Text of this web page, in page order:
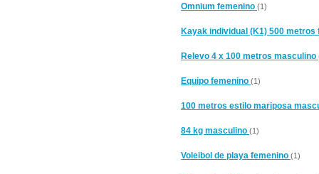
Omnium femenino (1)
Kayak individual (K1) 500
Relevo 4 x 100 metros masculino
Equipo femenino (1)
100 metros estilo mariposa
84 kg masculino (1)
Voleibol de playa femenino (1)